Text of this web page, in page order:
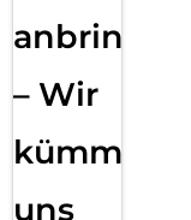
anbringen
– Wir
kümmern
uns